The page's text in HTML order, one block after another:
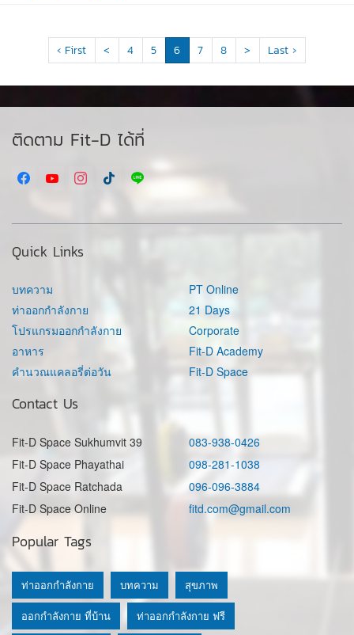
‹ First < 4 5 6 7 8 > Last ›
ติดตาม Fit-D ได้ที่
Quick Links
บทความ
ท่าออกกำลังกาย
โปรแกรมออกกำลังกาย
อาหาร
คำนวณแคลอรี่ต่อวัน
PT Online
21 Days
Corporate
Fit-D Academy
Fit-D Space
Contact Us
Fit-D Space Sukhumvit 39
083-938-0426
Fit-D Space Phayathai
098-281-1038
Fit-D Space Ratchada
096-096-3884
Fit-D Space Online
fitd.com@gmail.com
Popular Tags
ท่าออกกำลังกาย บทความ สุขภาพ
ออกกำลังกาย ที่บ้าน ท่าออกกำลังกาย ฟรี